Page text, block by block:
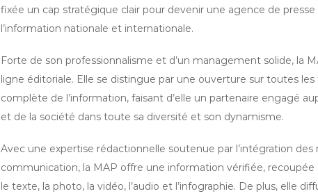
fixée un cap stratégique clair pour devenir une agence de
l’information nationale et internationale.
Forte de son professionnalisme et d’un management solide, la
ligne éditoriale. Elle se distingue par une ouverture sur toutes
complète de l’information, faisant d’elle un partenaire engagé
et de la société dans toute sa diversité et son dynamisme.
Avec une expertise rédactionnelle soutenue par l’intégration
communication, la MAP offre une information vérifiée,
le texte, la photo, la vidéo, l’audio et l’infographie. De plus, elle